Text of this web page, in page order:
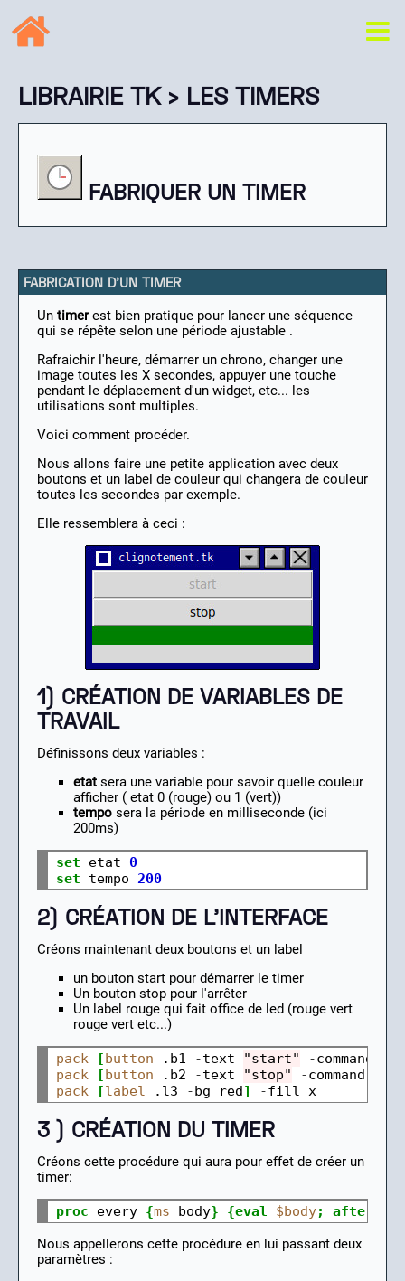
LIBRAIRIE TK› LES TIMERS
FABRIQUER UN TIMER
FABRICATION D'UN TIMER
Un timerest bien pratique pour lancer une séquence
qui se répête selon une période ajustable .
Rafraichir l'heure, démarrer un chrono, changer une
image toutes les X secondes, appuyer une touche
pendant le déplacement d'un widget, etc... les
utilisations sont multiples.
Voici comment procéder.
Nous allons faire une petite application avec deux
boutons et un label de couleur qui changera de couleur
toutes les secondes par exemple.
Elle ressemblera à ceci :
1) CRÉATION DE VARIABLES DE
TRAVAIL
Définissons deux variables :
etat sera une variable pour savoir quelle couleur
afficher ( etat 0 (rouge) ou 1 (vert))
tempo sera la période en milliseconde (ici
200ms)
set etat 0
set tempo 200
2) CRÉATION DE L'INTERFACE
Créons maintenant deux boutons et un label
un bouton start pour démarrer le timer
Un bouton stop pour l'arrêter
Un label rouge qui fait office de led (rouge vert
rouge vert etc...)
pack [button .b1 -text "start" -command
pack
[button .b2 -text "stop" -command
pack
[label .l3 -bg red] -
3 ) CRÉATION DU TIMER
Créons cette procédure qui aura pour effet de créer un
timer:
proc every {ms body} {eval $body; after
Nous appellerons cette procédure en lui passant deux
paramètres :